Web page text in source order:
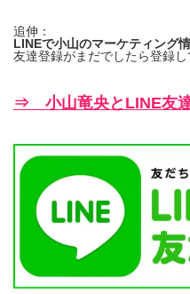
追伸：
LINEで小山のマーケティング
友達登録がまだでしたら登録
⇒ 小山竜央とLINE友